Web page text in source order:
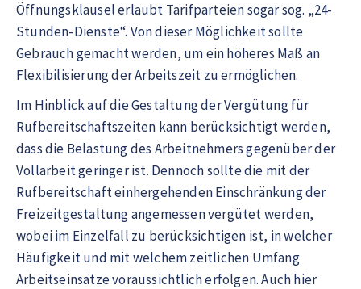
Öffnungsklausel erlaubt Tarifparteien sogar sog. „24-
Stunden-Dienste“. Von dieser Möglichkeit sollte
Gebrauch gemacht werden, um ein höheres Maß an
Flexibilisierung der Arbeitszeit zu ermöglichen.
Im Hinblick auf die Gestaltung der Vergütung für
Rufbereitschaftszeiten kann berücksichtigt werden,
dass die Belastung des Arbeitnehmers gegenüber der
Vollarbeit geringer ist. Dennoch sollte die mit der
Rufbereitschaft einhergehenden Einschränkung der
Freizeitgestaltung angemessen vergütet werden,
wobei im Einzelfall zu berücksichtigen ist, in welcher
Häufigkeit und mit welchem zeitlichen Umfang
Arbeitseinsätze voraussichtlich erfolgen. Auch hier